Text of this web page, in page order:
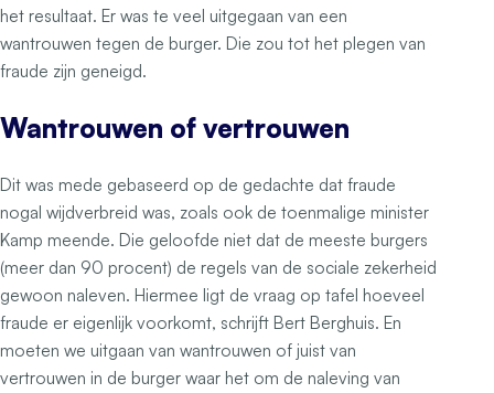
het resultaat. Er was te veel uitgegaan van een
wantrouwen tegen de burger. Die zou tot het plegen van
fraude zijn geneigd.
Wantrouwen of vertrouwen
Dit was mede gebaseerd op de gedachte dat fraude
nogal wijdverbreid was, zoals ook de toenmalige minister
Kamp meende. Die geloofde niet dat de meeste burgers
(meer dan 90 procent) de regels van de sociale zekerheid
gewoon naleven. Hiermee ligt de vraag op tafel hoeveel
fraude er eigenlijk voorkomt, schrijft Bert Berghuis. En
moeten we uitgaan van wantrouwen of juist van
vertrouwen in de burger waar het om de naleving van